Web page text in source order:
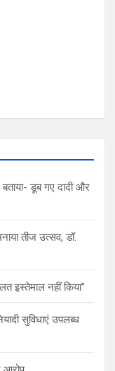
डूब गए दादी और
तीज उत्सव, डॉ.
इस्तेमाल नहीं किया”
सुविधाएं उपलब्ध